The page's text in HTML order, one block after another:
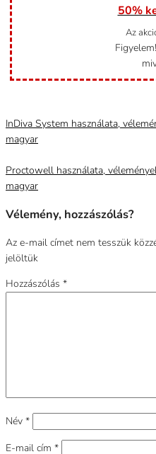
50%
Az
InDiva System használata,
magyar
Proctowell használata,
magyar
Vélemény, hozzászólás?
Az e-mail címet nem tesszük
jelöltük
Hozzászólás *
Név *
E-mail cím *